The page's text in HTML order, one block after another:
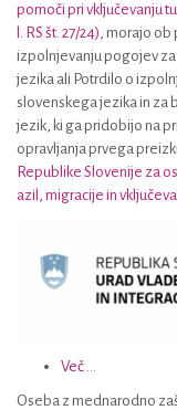
pomoči pri vključevanju
l. RS št. 27/24), morajo ob
izpolnjevanju pogojev
jezika ali Potrdilo o
slovenskega jezika in za
jezik, ki ga pridobijo na
opravljanja prvega
Republike Slovenije za
azil, migracije in
Več …
Oseba z mednarodno